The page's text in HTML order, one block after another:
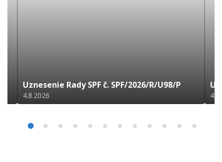
Uznesenie Rady SPF č. SPF/2026/R/U98/P
4.8.2026